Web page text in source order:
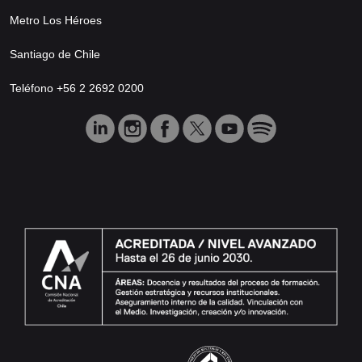
Metro Los Héroes
Santiago de Chile
Teléfono +56 2 2692 0200